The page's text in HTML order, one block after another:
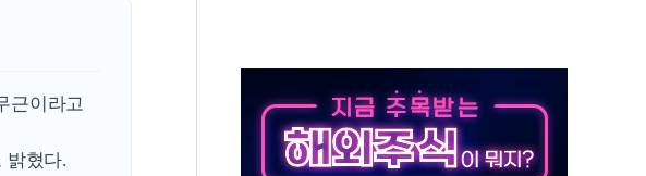
년 밑거름…수도권 집중 완화 전환점"
근이라고
밝혔다.